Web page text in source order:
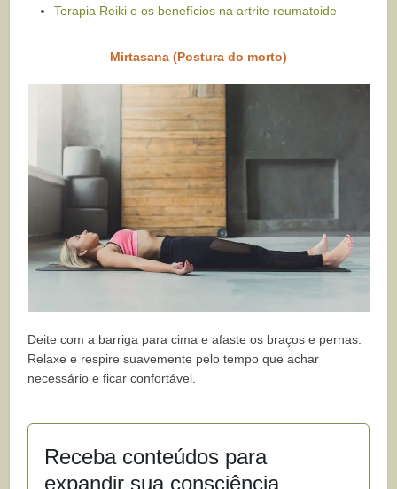
Terapia Reiki e os benefícios na artrite reumatoide
Mirtasana (Postura do morto)
Deite com a barriga para cima e afaste os braços e pernas.
Relaxe e respire suavemente pelo tempo que achar
necessário e ficar confortável.
Receba conteúdos para
expandir sua consciência